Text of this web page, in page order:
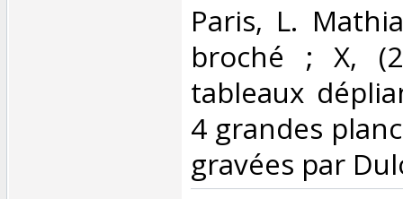
‎Paris, L.
broché ; X,
tableaux
4 grandes
gravées par